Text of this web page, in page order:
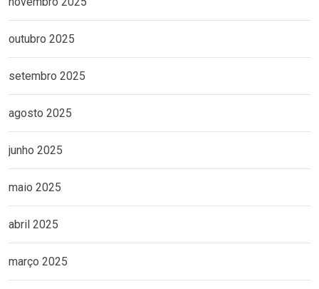
outubro 2025
setembro 2025
agosto 2025
junho 2025
maio 2025
abril 2025
março 2025